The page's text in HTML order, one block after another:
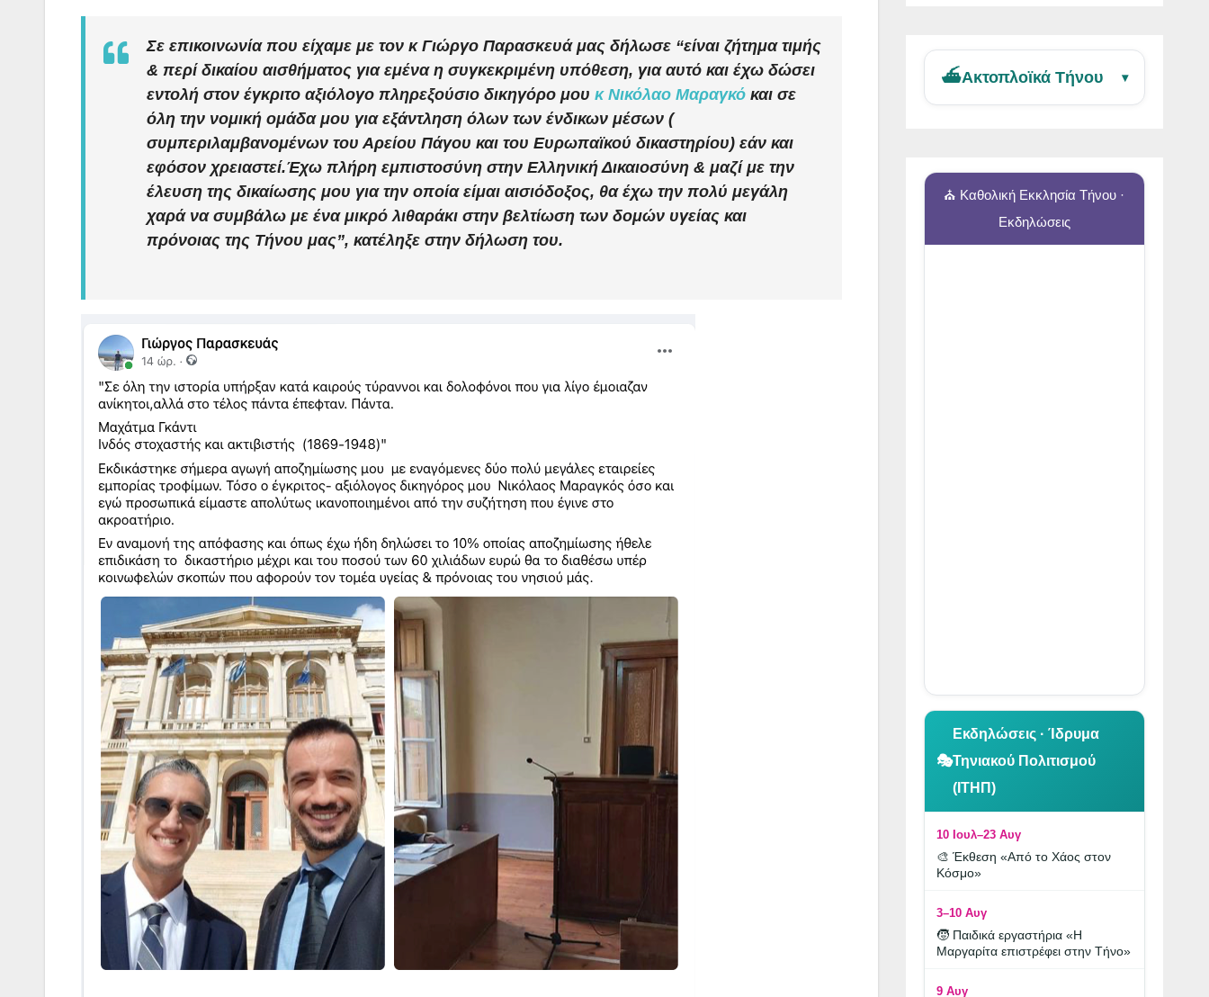
Σε επικοινωνία που είχαμε με τον κ Γιώργο Παρασκευά μας δήλωσε “είναι ζήτημα τιμής
& περί δικαίου αισθήματος για εμένα η συγκεκριμένη υπόθεση, για αυτό και έχω δώσει
εντολή στον έγκριτο αξιόλογο πληρεξούσιο δικηγόρο μου κ Νικόλαο Μαραγκό και σε
όλη την νομική ομάδα μου για εξάντληση όλων των ένδικων μέσων (
συμπεριλαμβανομένων του Αρείου Πάγου και του Ευρωπαϊκού δικαστηρίου) εάν και
εφόσον χρειαστεί.Έχω πλήρη εμπιστοσύνη στην Ελληνική Δικαιοσύνη & μαζί με την
έλευση της δικαίωσης μου για την οποία είμαι αισιόδοξος, θα έχω την πολύ μεγάλη
χαρά να συμβάλω με ένα μικρό λιθαράκι στην βελτίωση των δομών υγείας και
πρόνοιας της Τήνου μας”, κατέληξε στην δήλωση του.
⛴️Ακτοπλοϊκά Τήνου ▾
⛪ Καθολική Εκκλησία Τήνου ·
Εκδηλώσεις
👆 Κλικ για περιήγηση
🎭
Εκδηλώσεις · Ίδρυμα
Τηνιακού Πολιτισμού
(ΙΤΗΠ)
10 Ιουλ–23 Αυγ
🎨 Έκθεση «Από το Χάος στον
Κόσμο»
3–10 Αυγ
🧒 Παιδικά εργαστήρια «Η
Μαργαρίτα επιστρέφει στην Τήνο»
9 Αυγ